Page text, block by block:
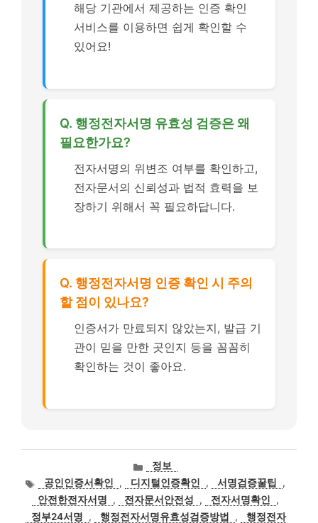
해당 기관에서 제공하는 인증 확인
서비스를 이용하면 쉽게 확인할 수
있어요!
Q. 행정전자서명 유효성 검증은 왜
필요한가요?
전자서명의 위변조 여부를 확인하고,
전자문서의 신뢰성과 법적 효력을 보
장하기 위해서 꼭 필요하답니다.
Q. 행정전자서명 인증 확인 시 주의
할 점이 있나요?
인증서가 만료되지 않았는지, 발급 기
관이 믿을 만한 곳인지 등을 꼼꼼히
확인하는 것이 좋아요.
카
테
고
리
정보
태
그
공인인증서확인 , 디지털인증확인 , 서명검증꿀팁
,
안전한전자서명
, 전자문서안전성 , 전자서명확인
,
정부24서명
, 행정전자서명유효성검증방법 ,
행정전자